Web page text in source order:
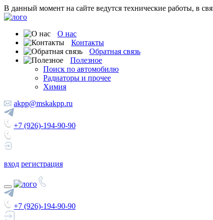
В данный момент на сайте ведутся технические работы, в
О нас
Контакты
Обратная связь
Полезное
Поиск по автомобилю
Радиаторы и прочее
Химия
akpp@mskakpp.ru
+7 (926)-194-90-90
вход регистрация
+7 (926)-194-90-90